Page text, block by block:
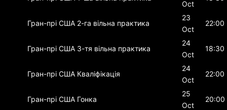
Oct
Гран-прі США 2-га вільна практика
23
Oct
22:00
Гран-прі США 3-тя вільна практика
24
Oct
18:30
Гран-прі США Кваліфікація
24
Oct
22:00
Гран-прі США Гонка
25
Oct
20:00